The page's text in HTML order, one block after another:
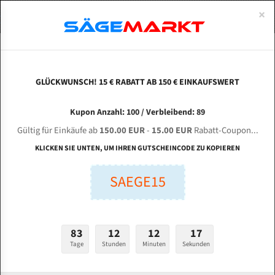
EVERISING VB 0405 für 4750 mm Bi-Metall
Bandsägeblätter
Länge (mm):
Stärken + Zahnteilung:
mm
ABOUTS
ENGLISH
Bi-Metall Meterware
Fleischerei Bandsägeblätter
Bandmesser Glatt Meterware
Konvex Meterware
×
GLÜCKWUNSCH! 15 € RABATT AB 150 € EINKAUFSWERT
Kupon Anzahl: 100 / Verbleibend: 89
Gültig für Einkäufe ab150.00 EUR- 15.00 EURRabatt-Coupon...
KLICKEN SIE UNTEN, UM IHREN GUTSCHEINCODE ZU KOPIEREN
SAEGE15
83
Tage
12
Stunden
12
Minuten
16
Sekunden